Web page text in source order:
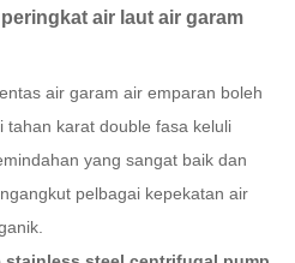
air laut air garam
air garam air emparan boleh
tahan karat double fasa keluli
yang sangat baik dan
pelbagai kepekatan air